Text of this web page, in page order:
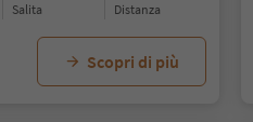
Salita distanza
Scopri di più